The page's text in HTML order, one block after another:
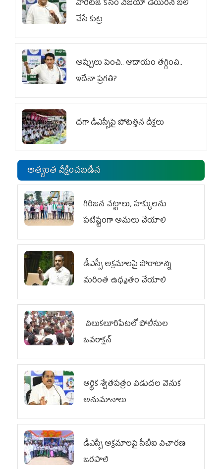
హెరిటేజ్ కోసం విజయా డెయిరీని బలి
చేసే కుట్ర‌
అప్పులు పెంచి.. ఆదాయం తగ్గించి..
ఇదేనా ప్రగతి?
దగా డీఎస్సీపై పోటెత్తిన దీక్షలు
అత్యంత వీక్షించబడిన
గిరిజన చట్టాలు, హక్కులను
పటిష్టంగా అమలు చేయాలి
డీఎస్సీ అక్రమాలపై పోరాటాన్ని
మరింత ఉధృతం చేయాలి
చిలుక‌లూరిపేట‌లో పోలీసుల
ఓవ‌రాక్ష‌న్‌
ఆర్థిక శ్వేతపత్రం విడుదల వెనుక
అనుమానాలు
డీఎస్సీ అక్రమాలపై సీబీఐ విచారణ
జరపాలి